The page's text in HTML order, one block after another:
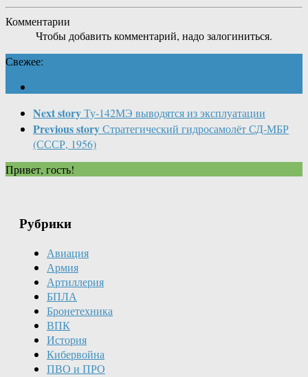
Комментарии
Чтобы добавить комментарий, надо залогиниться.
Свежее:
Next storyТу-142МЭ выводятся из эксплуатации
Previous storyСтратегический гидросамолёт СД-МБР
(СССР, 1956)
Привет, гость!
Рубрики
Авиация
Армия
Артиллерия
БПЛА
Бронетехника
ВПК
История
Кибервойна
ПВО и ПРО